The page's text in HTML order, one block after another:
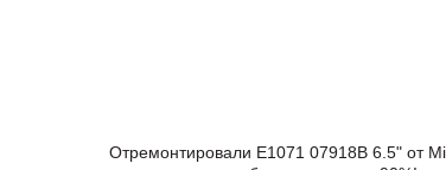
Отремонтировали E1071 07918B 6.5" от